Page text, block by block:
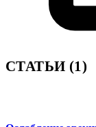
СТАТЬИ (1)